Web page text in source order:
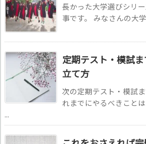
長かった大学選びシリ
事です。 みなさんの大
定期テスト・模試
立て方
次の定期テスト・模試
れまでにやるべきこと
...